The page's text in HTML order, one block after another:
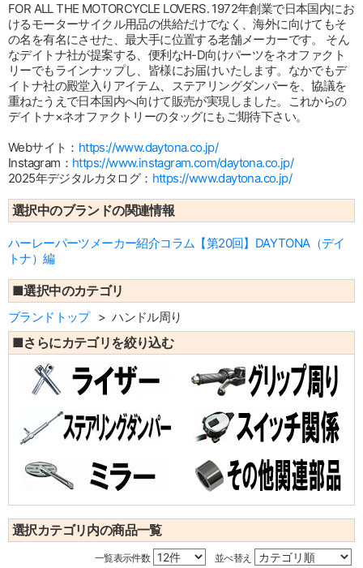
FOR ALL THE MOTORCYCLE LOVERS. 1972年創業で日本国内にお
けるモーターサイクル用品の供給だけでなく、海外に向けてもそ
の名を有名にさせた、最大手に位置する老舗メーカーです。 そん
なデイトナ社が提案する、便利なH-D向けパーツをネオファクト
リーでもラインナップし、皆様にお届けいたします。なかでもデ
イトナ社の殿堂入りアイテム、ステアリングダンパーを、協議を
重ねたうえで日本国内へ向けて販売が実現しました。これからの
デイトナ×ネオファクトリーのタッグにもご期待下さい。
Webサイト： https://www.daytona.co.jp/
Instagram： https://www.instagram.com/daytona.co.jp/
2025年デジタルカタログ： https://www.daytona.co.jp/
選択中のブランドの関連情報
ハーレーパーツメーカー紹介コラム【第20回】DAYTONA（デイ
トナ）編
■選択中のカテゴリ
ブランドトップ ハンドル周り
■さらにカテゴリを絞り込む
選択カテゴリ内の商品一覧
一覧表示件数 並べ替え